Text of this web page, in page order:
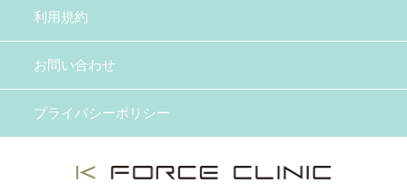
利用規約
お問い合わせ
プライバシーポリシー